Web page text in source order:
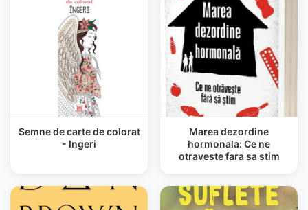
Semne de carte de colorat
- Ingeri
Marea dezordine
hormonala: Ce ne
otraveste fara sa stim